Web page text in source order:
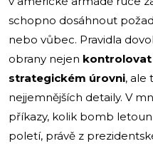
schopno dosáhnout
nebo vůbec. Pravidla
obrany nejen kontrolovat
strategickém úrovni, ale
nejjemnějších detaily. V
příkazy, kolik bomb
poletí, právě z